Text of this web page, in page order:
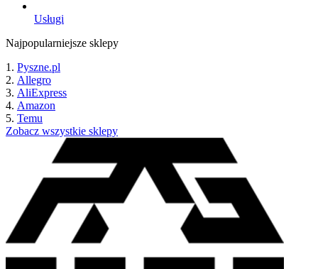
Usługi
Najpopularniejsze sklepy
Pyszne.pl
Allegro
AliExpress
Amazon
Temu
Zobacz wszystkie sklepy